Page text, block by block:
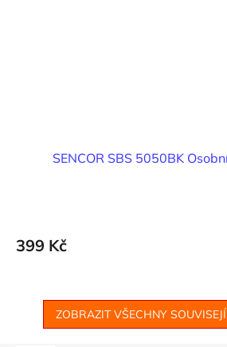
SENCOR SBS 5050BK
399 Kč
ZOBRAZIT VŠECHNY